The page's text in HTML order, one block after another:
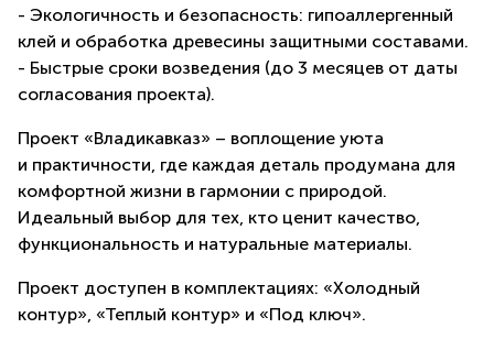
- Экологичность и безопасность: гипоаллергенный
клей и обработка древесины защитными составами.
- Быстрые сроки возведения (до 3 месяцев от даты
согласования проекта).
Проект «Владикавказ» – воплощение уюта
и практичности, где каждая деталь продумана для
комфортной жизни в гармонии с природой.
Идеальный выбор для тех, кто ценит качество,
функциональность и натуральные материалы.
Проект доступен в комплектациях: «Холодный
контур», «Теплый контур» и «Под ключ».